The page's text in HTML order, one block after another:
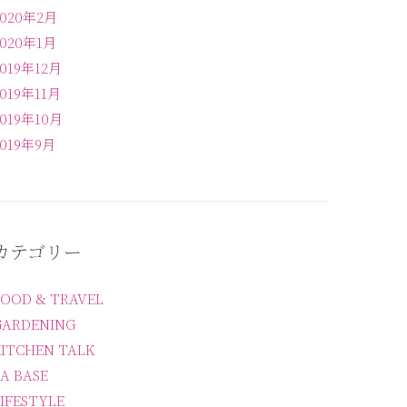
年2月
年1月
年12月
年11月
年10月
年9月
テゴリー
& TRAVEL
TALK
BASE